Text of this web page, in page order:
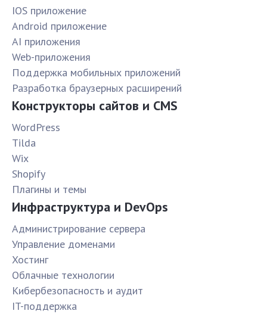
IOS приложение
Android приложение
AI приложения
Web-приложения
Поддержка мобильных приложений
Разработка браузерных расширений
Конструкторы сайтов и CMS
WordPress
Tilda
Wix
Shopify
Плагины и темы
Инфраструктура и DevOps
Администрирование сервера
Управление доменами
Хостинг
Облачные технологии
Кибербезопасность и аудит
IT-поддержка